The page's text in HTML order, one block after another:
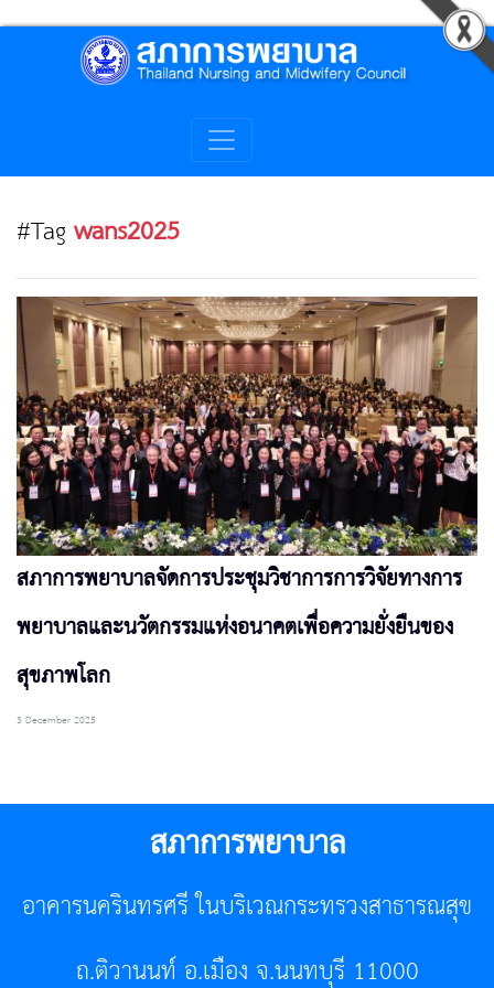
#Tagwans2025
สภาการพยาบาลจัดการประชุมวิชาการการวิจัยทางการ
พยาบาลและนวัตกรรมแห่งอนาคตเพื่อความยั่งยืนของ
สุขภาพโลก
3 December 2025
สภาการพยาบาล
อาคารนครินทรศรี ในบริเวณกระทรวงสาธารณสุข
ถ.ติวานนท์ อ.เมือง จ.นนทบุรี 11000